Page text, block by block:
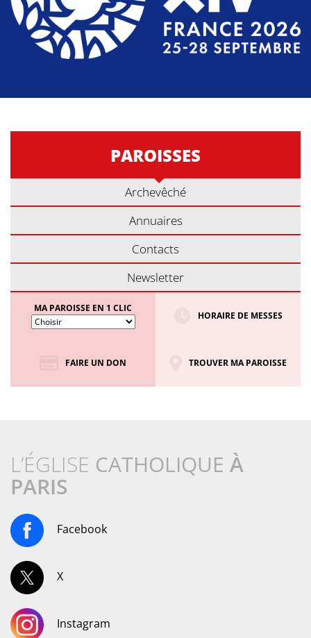
PAROISSES
Archevêché
Annuaires
Contacts
Newsletter
MA PAROISSE EN 1 CLIC
HORAIRE DE MESSES
FAIRE UN DON TROUVER MA PAROISSE
L’ÉGLISE CATHOLIQUE À
PARIS
Facebook
X
Instagram